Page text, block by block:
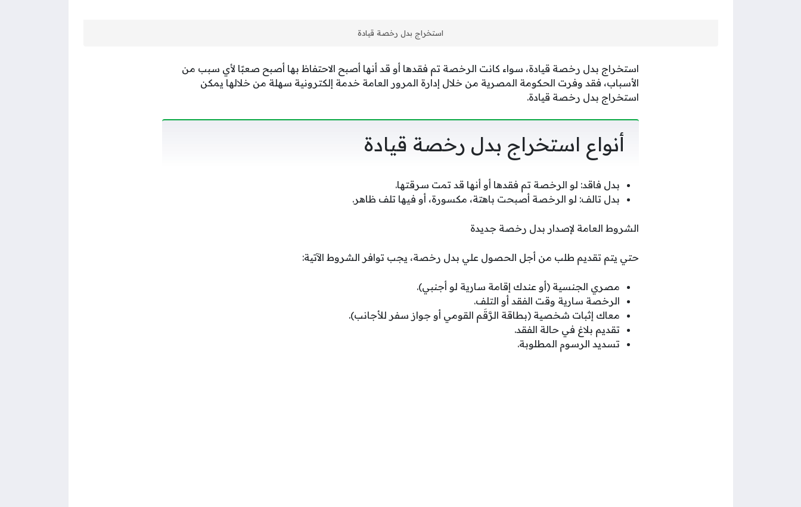
استخراج بدل رخصة قيادة
استخراج بدل رخصة قيادة، سواء كانت الرخصة تم فقدها أو قد أنها أصبح الاحتفاظ بها أصبح صعبًا لأي سبب من
الأسباب، فقد وفرت الحكومة المصرية من خلال إدارة المرور العامة خدمة إلكترونية سهلة من خلالها يمكن
استخراج بدل رخصة قيادة.
أنواع استخراج بدل رخصة قيادة
بدل فاقد: لو الرخصة تم فقدها أو أنها قد تمت سرقتها.
بدل تالف: لو الرخصة أصبحت باهتة، مكسورة، أو فيها تلف ظاهر.
الشروط العامة لإصدار بدل رخصة جديدة
حتي يتم تقديم طلب من أجل الحصول علي بدل رخصة، يجب توافر الشروط الآتية:
مصري الجنسية (أو عندك إقامة سارية لو أجنبي).
الرخصة سارية وقت الفقد أو التلف.
معاك إثبات شخصية (بطاقة الرَّقَم القومي أو جواز سفر للأجانب).
تقديم بلاغ في حالة الفقد.
تسديد الرسوم المطلوبة.